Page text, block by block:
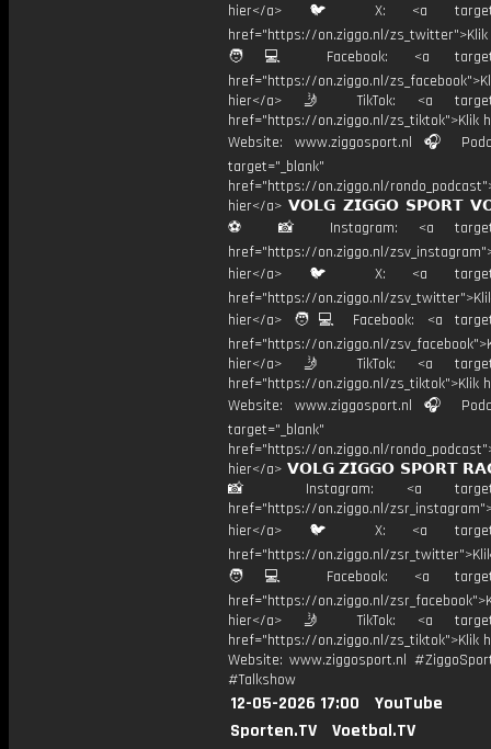
hier</a> 🐦 X: <a
href="https://on.ziggo.nl/
🧑💻 Facebook: <a
href="https://on.ziggo.nl/
hier</a> 🤳 TikTok: <a
href="https://on.ziggo.nl/zs_tiktok">Klik
Website: www.ziggosport.nl 🎧
target="_blank"
href="https://on.ziggo.nl/
hier</a> 𝗩𝗢𝗟𝗚 𝗭𝗜𝗚𝗚𝗢 𝗦𝗣𝗢𝗥𝗧
⚽️ 📸 Instagram: <a
href="https://on.ziggo.nl/
hier</a> 🐦 X: <a
href="https://on.ziggo.nl/
hier</a> 🧑💻 Facebook: <a
href="https://on.ziggo.nl/
hier</a> 🤳 TikTok: <a
href="https://on.ziggo.nl/zs_tiktok">Klik
Website: www.ziggosport.nl 🎧
target="_blank"
href="https://on.ziggo.nl/
hier</a> 𝗩𝗢𝗟𝗚 𝗭𝗜𝗚𝗚𝗢 𝗦𝗣𝗢𝗥𝗧
📸 Instagram: <a
href="https://on.ziggo.nl/
hier</a> 🐦 X: <a
href="https://on.ziggo.nl/
🧑💻 Facebook: <a
href="https://on.ziggo.nl/
hier</a> 🤳 TikTok: <a
href="https://on.ziggo.nl/zs_tiktok">Klik
Website: www.ziggosport.nl
#Talkshow
12-05-2026 17:00
YouTube
Sporten.TV
Voetbal.TV